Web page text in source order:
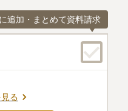
追加・まとめて資料請求
る